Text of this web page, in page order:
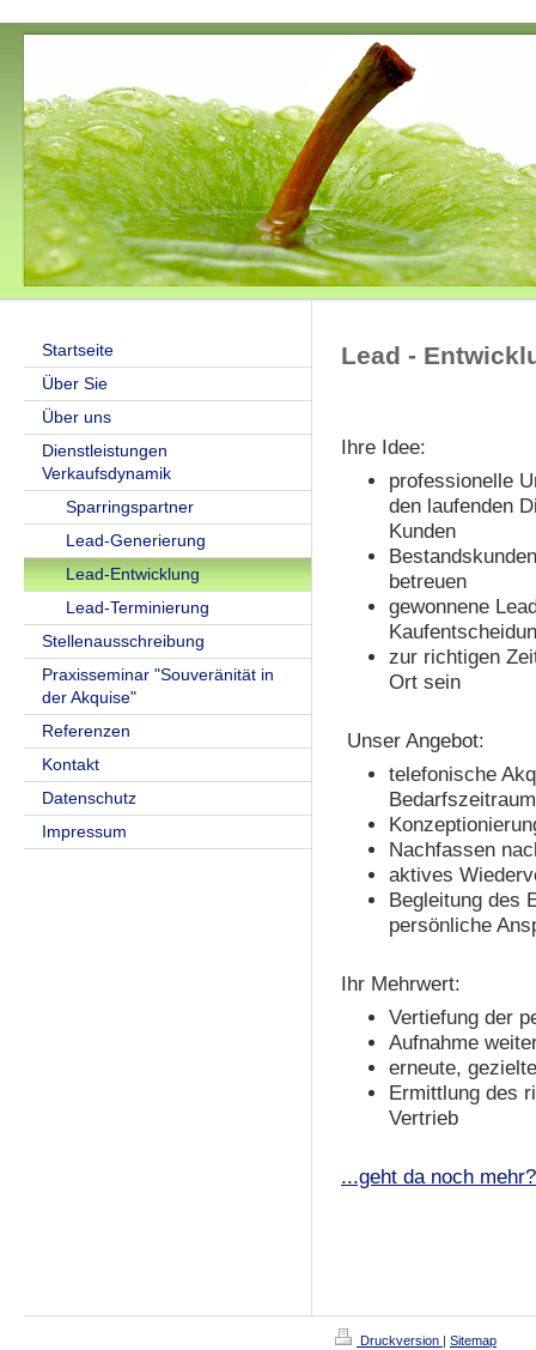
Startseite
Über Sie
Über uns
Dienstleistungen
Verkaufsdynamik
Sparringspartner
Lead-Generierung
Lead-Entwicklung
Lead-Terminierung
Stellenausschreibung
Praxisseminar "Souveränität in
der Akquise"
Referenzen
Kontakt
Datenschutz
Impressum
Lead -
Ihre Idee:
professionelle
den laufenden
Kunden
betreuen
gewonnene
zur richtigen
Ort sein
Unser Angebot:
telefonische
Bedarfszeitraum
Nachfassen
aktives
Begleitung des
persönliche
Ihr Mehrwert:
Vertiefung der
Aufnahme
erneute,
Ermittlung des
Vertrieb
...geht da noch mehr?
Druckversion | Sitemap